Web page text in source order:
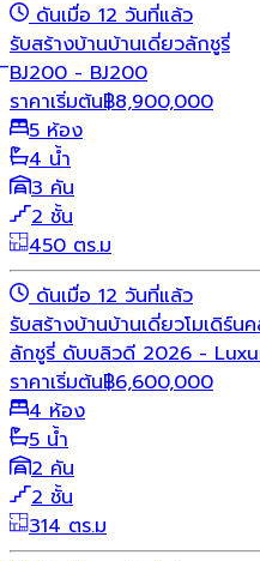
ดันเมื่อ 12 วันที่แล้ว
รับสร้างบ้านบ้านเดี่ยวลักชูรี่
ิBJ200 - BJ200
ราคาเริ่มต้น฿8,900,000
5 ห้อง
4 น้ำ
3 คัน
2 ชั้น
450 ตร.ม
ดันเมื่อ 12 วันที่แล้ว
รับสร้างบ้านบ้านเดี่ยวโมเดิร์น
ลักชูรี่ ดับบลิวดี 2026 -
ราคาเริ่มต้น฿6,600,000
4 ห้อง
5 น้ำ
2 คัน
2 ชั้น
314 ตร.ม